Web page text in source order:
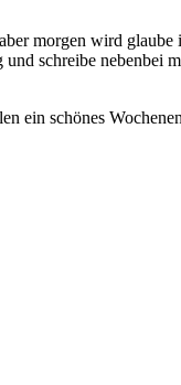
morgen wird
schreibe
ein schönes